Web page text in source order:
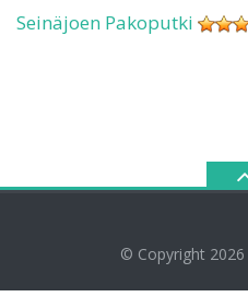
Seinäjoen Pakoputki
© Copyright 2026